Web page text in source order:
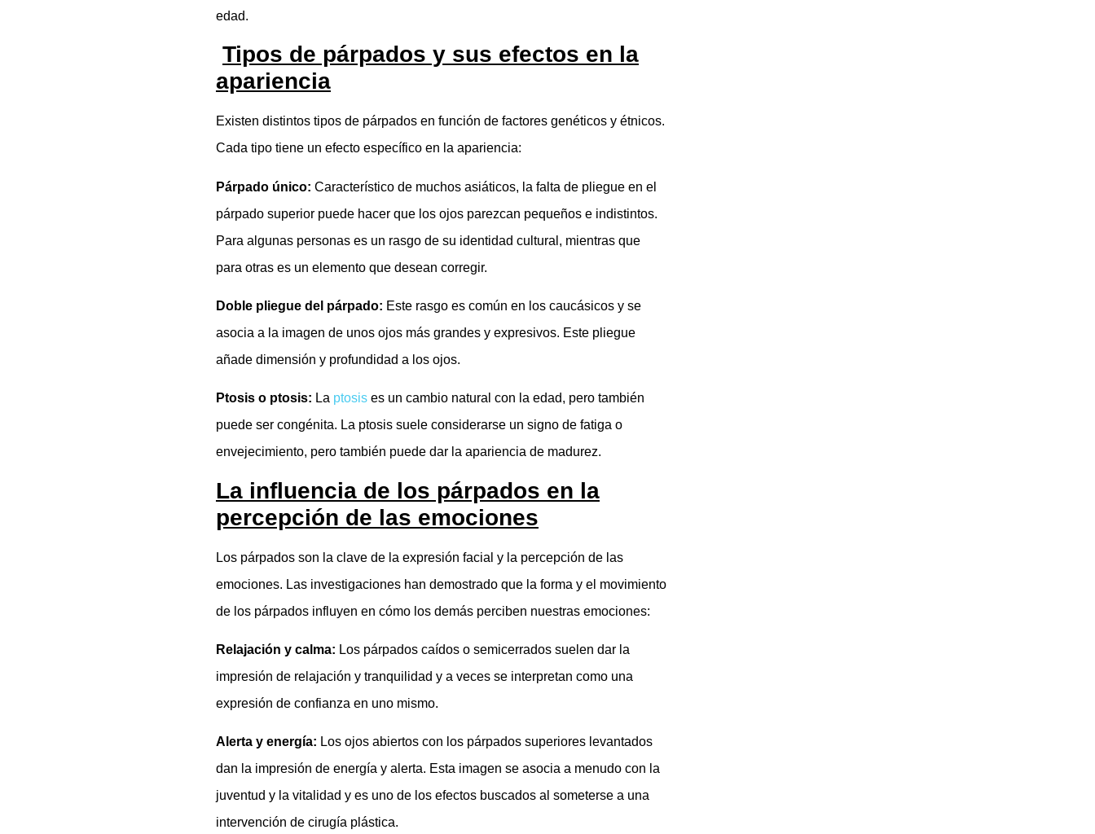
edad.
Tipos de párpados y sus efectos en la
apariencia
Existen distintos tipos de párpados en función de factores genéticos y étnicos.
Cada tipo tiene un efecto específico en la apariencia:
Párpado único: Característico de muchos asiáticos, la falta de pliegue en el
párpado superior puede hacer que los ojos parezcan pequeños e indistintos.
Para algunas personas es un rasgo de su identidad cultural, mientras que
para otras es un elemento que desean corregir.
Doble pliegue del párpado: Este rasgo es común en los caucásicos y se
asocia a la imagen de unos ojos más grandes y expresivos. Este pliegue
añade dimensión y profundidad a los ojos.
Ptosis o ptosis: La ptosises un cambio natural con la edad, pero también
puede ser congénita. La ptosis suele considerarse un signo de fatiga o
envejecimiento, pero también puede dar la apariencia de madurez.
La influencia de los párpados en la
percepción de las emociones
Los párpados son la clave de la expresión facial y la percepción de las
emociones. Las investigaciones han demostrado que la forma y el movimiento
de los párpados influyen en cómo los demás perciben nuestras emociones:
Relajación y calma: Los párpados caídos o semicerrados suelen dar la
impresión de relajación y tranquilidad y a veces se interpretan como una
expresión de confianza en uno mismo.
Alerta y energía: Los ojos abiertos con los párpados superiores levantados
dan la impresión de energía y alerta. Esta imagen se asocia a menudo con la
juventud y la vitalidad y es uno de los efectos buscados al someterse a una
intervención de cirugía plástica.